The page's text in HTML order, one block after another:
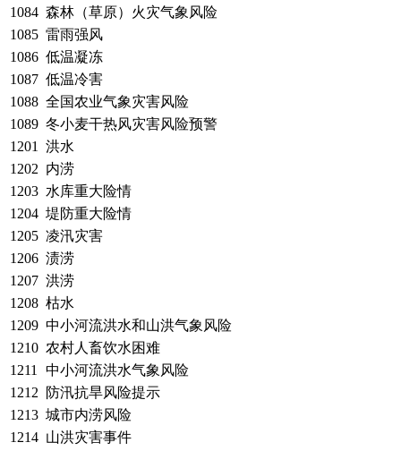
1084 森林（草原）火灾气象风险
1085 雷雨强风
1086 低温凝冻
1087 低温冷害
1088 全国农业气象灾害风险
1089 冬小麦干热风灾害风险预警
1201
洪水
1202 内涝
1203 水库重大险情
1204 堤防重大险情
1205 凌汛灾害
1206 渍涝
1207 洪涝
1208 枯水
1209 中小河流洪水和山洪气象风险
1210 农村人畜饮水困难
1211
中小河流洪水气象风险
1212
防汛抗旱风险提示
1213 城市内涝风险
1214 山洪灾害事件